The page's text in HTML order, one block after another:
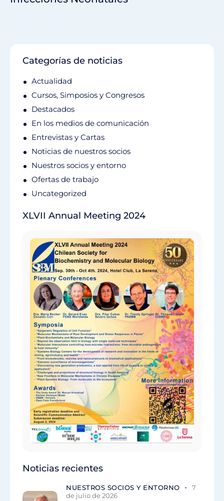
Categorías de noticias
Actualidad
Cursos, Simposios y Congresos
Destacados
En los medios de comunicación
Entrevistas y Cartas
Noticias de nuestros socios
Nuestros socios y entorno
Ofertas de trabajo
Uncategorized
XLVII Annual Meeting 2024
Noticias recientes
NUESTROS SOCIOS Y ENTORNO
7
de julio de 2026